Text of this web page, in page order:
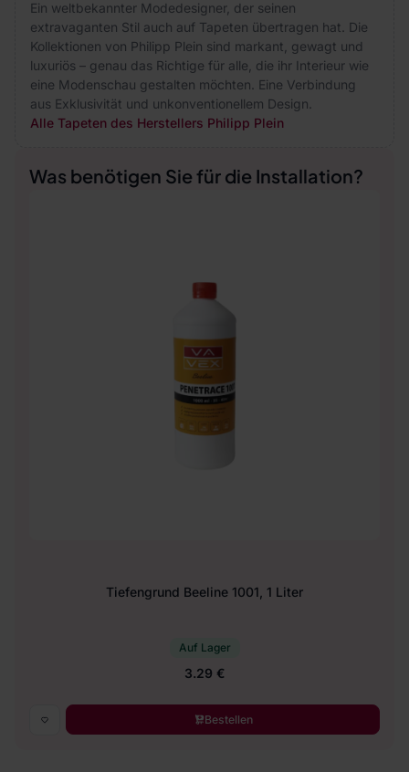
Ein weltbekannter Modedesigner, der seinen
extravaganten Stil auch auf Tapeten übertragen hat. Die
Kollektionen von Philipp Plein sind markant, gewagt und
luxuriös – genau das Richtige für alle, die ihr Interieur wie
eine Modenschau gestalten möchten. Eine Verbindung
aus Exklusivität und unkonventionellem Design.
Alle Tapeten des Herstellers Philipp Plein
Was benötigen Sie für die Installation?
Tiefengrund Beeline 1001, 1 Liter
Auf Lager
3.29 €
Bestellen